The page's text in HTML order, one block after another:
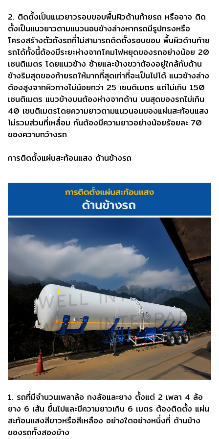
2. ติดตั้งเป็นแนวยาวรอบขอบพื้นผิวด้านท้ายรถ หรืออาจ ติด
ตั้งเป็นแนวยาวตามแนวนอนข้างล่างหากรถมีรูปทรงหรือ
โครงสร้างตัวถังรถที่ไม่สามารถติดตั้งรอบขอบ พื้นผิวด้านท้าย
รถได้ทั้งนี้ต้องมีระยะห่างจากโคมไฟหยุดของรถอย่างน้อย 20
เซนติเมตร โดยแนวข้าง ซ้ายและข้างขวาต้องอยู่ใกล้กับด้าน
ข้างริมสุดของท้ายรถให้มากที่สุดเท่าที่จะเป็นไปได้ แนวข้างล่าง
ต้องสูงจากผิวทางไม่น้อยกว่า 25 เซนติเมตร แต่ไม่เกิน 150
เซนติเมตร แนวข้างบนต้องห่างจากด้าน บนสุดของรถไม่เกิน
40 เซนติเมตรโดยความยาวตามแนวนอนของแผ่นสะท้อนแสง
ไม่รวมส่วนที่เหลื่อม กันต้องมีความยาวอย่างน้อยร้อยละ 70
ของความกว้างรถ
การติดตั้งแผ่นสะท้อนแสง ด้านข้างรถ
1. รถที่มีจํานวนเพลาล้อ กงล้อและยาง ตั้งแต่ 2 เพลา 4 ล้อ
ยาง 6 เส้น ขึ้นไปและมีความยาวเกิน 6 เมตร ต้องติดตั้ง แผ่น
สะท้อนแสงสีขาวหรือสีเหลือง อย่างใดอย่างหนึ่งที่ ด้านข้าง
ของรถทั้งสองข้าง